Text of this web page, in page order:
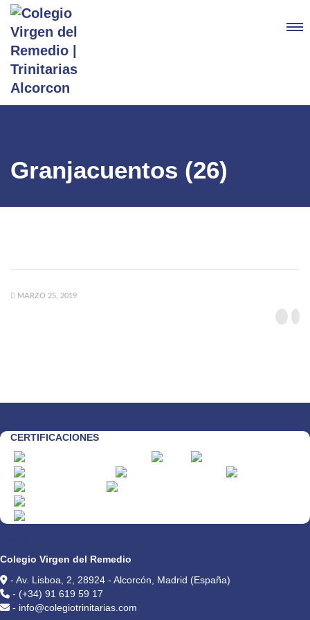
Granjacuentos (26)
MARZO 25, 2019
CERTIFICACIONES
Colegio Virgen del Remedio
- Av. Lisboa, 2, 28924 - Alcorcón, Madrid (España)
- (+34) 91 619 59 17
- info@colegiotrinitarias.com